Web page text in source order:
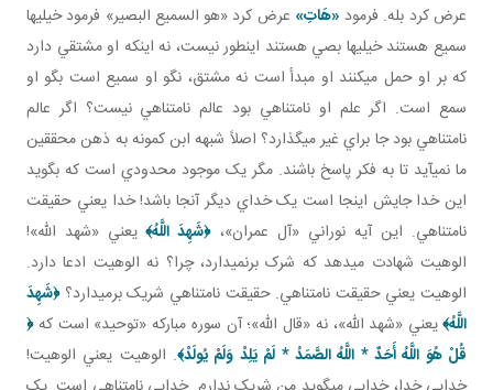
عرض کرد بله. فرمود «هَاتِ» عرض کرد «هو السميع البصير» فرمود خيلي ها
سميع هستند خيلي ها بصي هستند اين طور نيست، نه اينکه او مشتقي دارد
که بر او حمل می­کنند او مبدأ است نه مشتق، نگو او سميع است بگو او
سمع است. اگر علم او نامتناهي بود عالم نامتناهي نيست؟ اگر عالم
نامتناهي بود جا براي غير مي گذارد؟ اصلاً شبهه ابن کمونه به ذهن محققين
ما نمي آيد تا به فکر پاسخ باشند. مگر يک موجود محدودي است که بگويد
اين خدا جايش اينجا است يک خداي ديگر آنجا باشد! خدا يعني حقيقت
نامتناهي. اين آيه نوراني «آل عمران»،﴿شَهِدَ اللَّهُ﴾ يعني «شهد الله»!
الوهيت شهادت مي دهد که شرک برنمي دارد، چرا؟ نه الوهيت ادعا دارد.
الوهيت يعني حقيقت نامتناهي. حقيقت نامتناهي شريک برمي دارد؟﴿شَهِدَ
اللَّهُ﴾يعني «شهد الله»، نه «قال الله»؛ آن سوره مبارکه «توحيد» است که﴿
قُلْ هُوَ اللَّهُ أَحَدٌ * اللَّهُ الصَّمَدُ * لَمْ يَلِدْ وَلَمْ يُولَدْ﴾. الوهيت يعني الوهيت!